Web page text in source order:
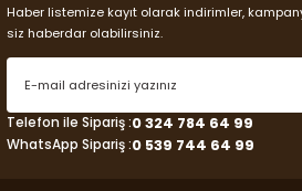
Haber listemize kayıt olarak indirimler,
siz haberdar olabilirsiniz.
Telefon ile Sipariş :0 324 784 64 99
WhatsApp Sipariş :0 539 744 64 99